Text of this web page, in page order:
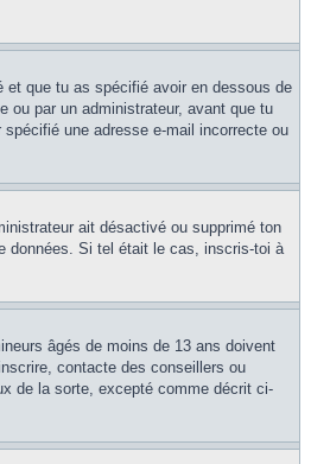
et que tu as spécifié avoir en dessous de
ou par un administrateur, avant que tu
une adresse e-mail incorrecte ou
ait désactivé ou supprimé ton
données. Si tel était le cas, inscris-toi à
âgés de moins de 13 ans doivent
contacte des conseillers ou
de la sorte, excepté comme décrit ci-